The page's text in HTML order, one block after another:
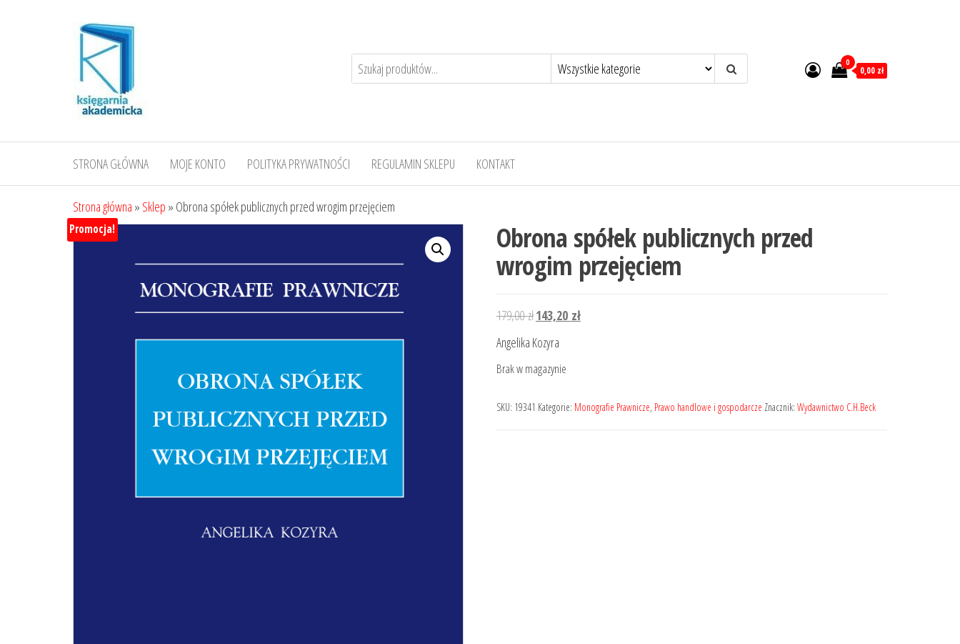
0
0,00 zł
STRONA GŁÓWNA MOJE KONTO POLITYKA PRYWATNOŚCI REGULAMIN SKLEPU KONTAKT
Strona główna » Sklep » Obrona spółek publicznych przed wrogim przejęciem
Promocja! Obrona spółek publicznych przed
wrogim przejęciem
179,00złPierwotna
cena
wynosiła:
179,00 zł.
143,20 złAktualna
Angelika Kozyra
Brak w magazynie
SKU: 19341 Kategorie: Monografie Prawnicze, Prawo handlowe i gospodarcze Znacznik: Wydawnictwo C.H.Beck